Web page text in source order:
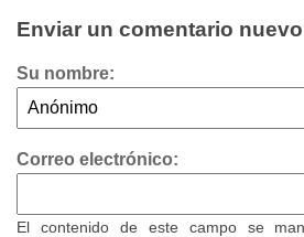
Enviar un comentario nuevo
Su nombre:
Correo electrónico:
El contenido de este campo se